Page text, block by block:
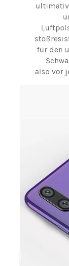
für den
also vor